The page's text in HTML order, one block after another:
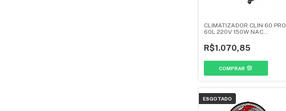
CLIMATIZADOR CLIN 60 PRO
60L 220V 150W NAC
R$1.070,85
ESGOTADO